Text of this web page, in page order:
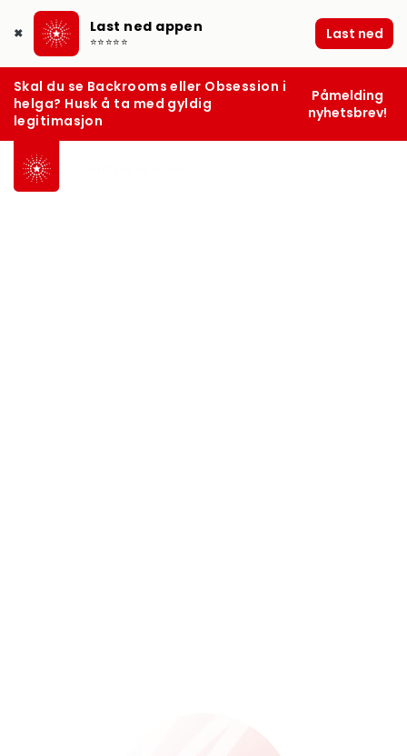
✖ Last ned appen
⭐⭐⭐⭐⭐ Last ned
Skal du se Backrooms eller Obsession i
helga? Husk å ta med gyldig
legitimasjon
Påmelding
nyhetsbrev!